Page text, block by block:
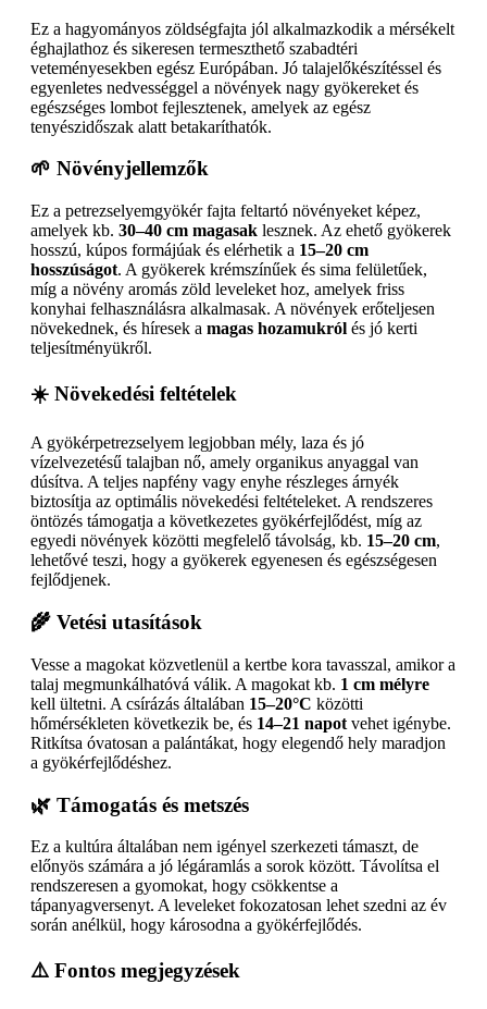
Ez a hagyományos zöldségfajta jól alkalmazkodik a mérsékelt
éghajlathoz és sikeresen termeszthető szabadtéri
veteményesekben egész Európában. Jó talajelőkészítéssel és
egyenletes nedvességgel a növények nagy gyökereket és
egészséges lombot fejlesztenek, amelyek az egész
tenyészidőszak alatt betakaríthatók.
🌱 Növényjellemzők
Ez a petrezselyemgyökér fajta feltartó növényeket képez,
amelyek kb. 30–40 cm magasak lesznek. Az ehető gyökerek
hosszú, kúpos formájúak és elérhetik a 15–20 cm
hosszúságot. A gyökerek krémszínűek és sima felületűek,
míg a növény aromás zöld leveleket hoz, amelyek friss
konyhai felhasználásra alkalmasak. A növények erőteljesen
növekednek, és híresek a magas hozamukról és jó kerti
teljesítményükről.
☀️ Növekedési feltételek
A gyökérpetrezselyem legjobban mély, laza és jó
vízelvezetésű talajban nő, amely organikus anyaggal van
dúsítva. A teljes napfény vagy enyhe részleges árnyék
biztosítja az optimális növekedési feltételeket. A rendszeres
öntözés támogatja a következetes gyökérfejlődést, míg az
egyedi növények közötti megfelelő távolság, kb. 15–20 cm,
lehetővé teszi, hogy a gyökerek egyenesen és egészségesen
fejlődjenek.
🌾 Vetési utasítások
Vesse a magokat közvetlenül a kertbe kora tavasszal, amikor a
talaj megmunkálhatóvá válik. A magokat kb. 1 cm mélyre
kell ültetni. A csírázás általában 15–20°C közötti
hőmérsékleten következik be, és 14–21 napot vehet igénybe.
Ritkítsa óvatosan a palántákat, hogy elegendő hely maradjon
a gyökérfejlődéshez.
🌿 Támogatás és metszés
Ez a kultúra általában nem igényel szerkezeti támaszt, de
előnyös számára a jó légáramlás a sorok között. Távolítsa el
rendszeresen a gyomokat, hogy csökkentse a
tápanyagversenyt. A leveleket fokozatosan lehet szedni az év
során anélkül, hogy károsodna a gyökérfejlődés.
⚠️ Fontos megjegyzések